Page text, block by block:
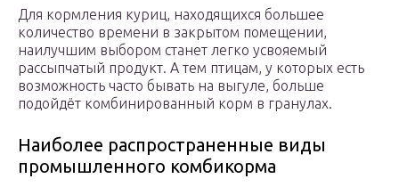
Для кормления куриц, находящихся большее
количество времени в закрытом помещении,
наилучшим выбором станет легко усвояемый
рассыпчатый продукт. А тем птицам, у которых есть
возможность часто бывать на выгуле, больше
подойдёт комбинированный корм в гранулах.
Наиболее распространенные виды
промышленного комбикорма